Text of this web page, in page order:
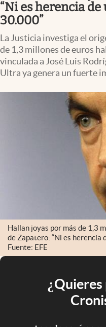
“Ni es herencia
30.000”
La Justicia investiga el
de 1,3 millones de euros
vinculada a José Luis
Ultra ya genera un fuerte
Hallan joyas por más de 1,3
de Zapatero: “Ni es herencia
Fuente: EFE